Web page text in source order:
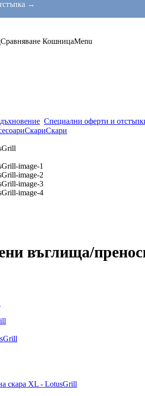
→
Сравняване КошницаMenu
Специални оферти и
СкариСкари
въглища/
скара XL - LotusGrill